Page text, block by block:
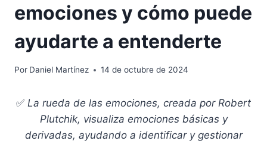
emociones y cómo puede
ayudarte a entenderte
Por Daniel Martínez 14 de octubre de 2024
✅ La rueda de las emociones, creada por Robert
Plutchik, visualiza emociones básicas y
derivadas, ayudando a identificar y gestionar